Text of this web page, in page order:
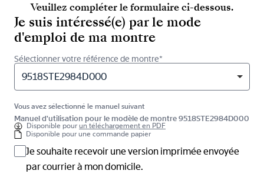
Veuillez compléter le formulaire ci-dessous.
Je suis intéressé(e) par le mode
d'emploi de ma montre
Sélectionner votre référence de montre*
9518STE2984D000
Vous avez sélectionné le manuel suivant
Manuel d'utilisation pour le modèle de montre 9518STE2984D000
Disponible pourun téléchargement en PDF
Disponible pour une commande papier
Je souhaite recevoir une version imprimée envoyée
par courrier à mon domicile.